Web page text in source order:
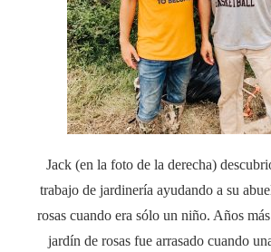
Jack (en la foto de la derecha)
trabajo de jardinería ayudando a su
rosas cuando era sólo un niño. Años
jardín de rosas fue arrasado cuando